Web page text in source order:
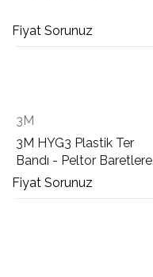
Fiyat Sorunuz
3M
3M HYG3 Plastik Ter
Bandı - Peltor Baretlere
Uygun
Fiyat Sorunuz